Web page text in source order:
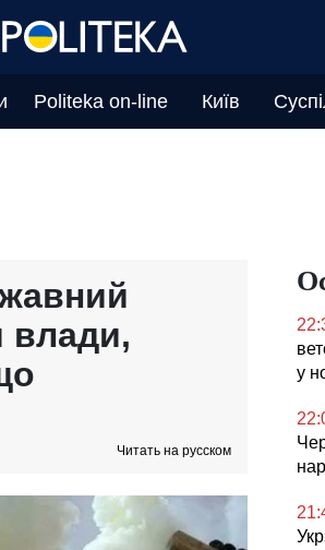
Politeka on-line Київ
влади,
Читать на русском
у